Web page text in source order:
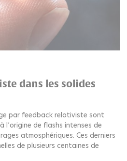
dans les solides
par feedback relativiste sont
l’origine de flashs intenses de
atmosphériques. Ces derniers
de plusieurs centaines de